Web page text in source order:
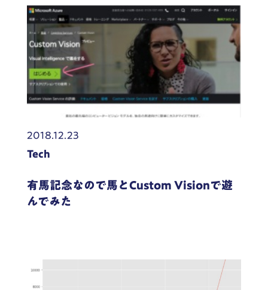
2018.12.23
Tech
有馬記念なので馬とCustom Visionで遊
んでみた